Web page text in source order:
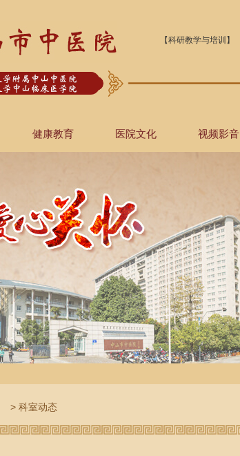
【科研教学与培训】
健康教育 医院文化 视频影音
> 科室动态